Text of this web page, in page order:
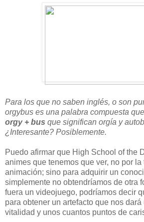
Para los que no saben inglés, o son
orgybus es una palabra compuesta
orgy + bus que significan orgía y
¿Interesante? Posiblemente.
Puedo afirmar que High School of the
animes que tenemos que ver, no por la
animación; sino para adquirir un
simplemente no obtendríamos de otra
fuera un videojuego, podríamos decir
para obtener un artefacto que nos
vitalidad y unos cuantos puntos de